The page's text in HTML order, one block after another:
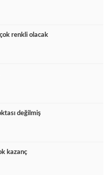
çok renkli olacak
değilmiş
kazanç